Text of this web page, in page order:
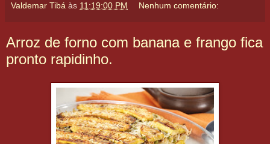
Valdemar Tibá às 11:19:00 PM Nenhum comentário:
Arroz de forno com banana e frango fica
pronto rapidinho.